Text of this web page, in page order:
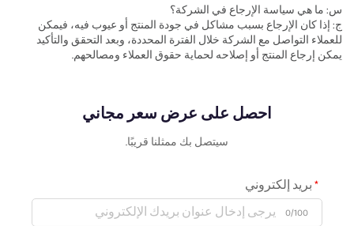
س: ما هي سياسة الإرجاع في الشركة؟
ج: إذا كان الإرجاع بسبب مشاكل في جودة المنتج أو عيوب فيه، فيمكن
للعملاء التواصل مع الشركة خلال الفترة المحددة، وبعد التحقق والتأكيد
يمكن إرجاع المنتج أو إصلاحه لحماية حقوق العملاء ومصالحهم.
احصل على عرض سعر مجاني
سيتصل بك ممثلنا قريبًا.
بريد إلكتروني
0/100